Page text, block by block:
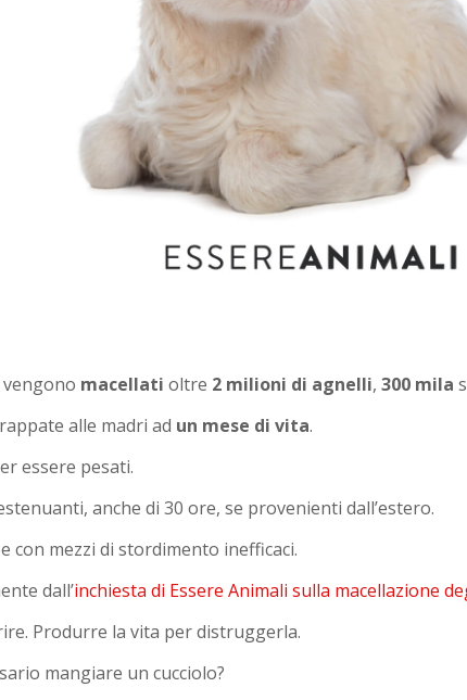
vengono macellati oltre 2 milioni di agnelli, 300 mila
alle madri ad un mese di vita.
essere pesati.
anche di 30 ore, se provenienti dall’estero.
con mezzi di stordimento inefficaci.
dall’inchiesta di Essere Animali sulla macellazione
Produrre la vita per distruggerla.
mangiare un cucciolo?